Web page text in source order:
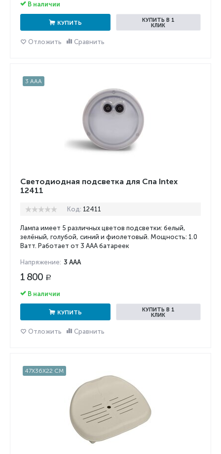
В наличии
КУПИТЬ
КУПИТЬ В 1
КЛИК
Отложить Сравнить
3 AAA
Светодиодная подсветка для Спа Intex
12411
Код: 12411
Лампа имеет 5 различных цветов подсветки: белый,
зелёный, голубой, синий и фиолетовый. Мощность: 1.0
Ватт. Работает от 3 AAA батареек
Напряжение: 3 AAA
1 800 Р
В наличии
КУПИТЬ
КУПИТЬ В 1
КЛИК
Отложить Сравнить
47X36X22 СМ